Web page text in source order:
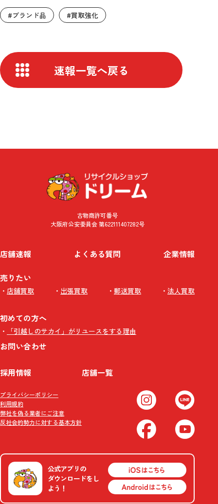
#ブランド品 #買取強化
速報一覧へ戻る
古物商許可番号
大阪府公安委員会 第622111407282号
店舗速報 よくある質問 企業情報
売りたい
店舗買取 出張買取 郵送買取 法人買取
初めての方へ
「引越しのサカイ」がリユースをする理由
お問い合わせ
採用情報 店舗一覧
プライバシーポリシー
利用規約
弊社を偽る業者にご注意
反社会的勢力に対する基本方針
公式アプリの
ダウンロードをし
よう！